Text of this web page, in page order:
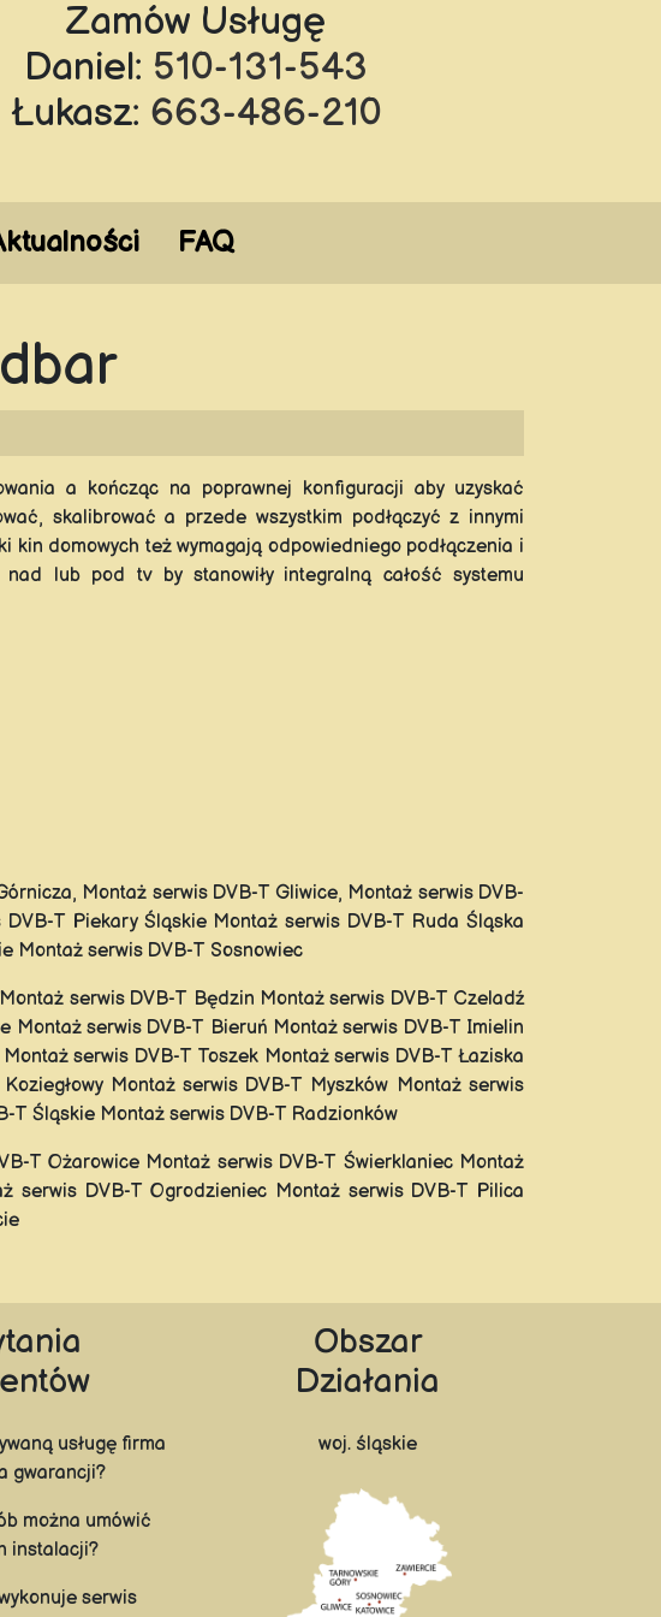
Zamów Usługę
Daniel: 510-131-543
Łukasz: 663-486-210
FAQ
a kończąc na poprawnej konfiguracji aby uzyskać
skalibrować a przede wszystkim podłączyć z innymi
domowych też wymagają odpowiedniego podłączenia i
nad lub pod tv by stanowiły integralną całość systemu
Montaż serwis DVB-T Gliwice, Montaż serwis DVB-
T Piekary Śląskie Montaż serwis DVB-T Ruda Śląska
Montaż serwis DVB-T Sosnowiec
serwis DVB-T Będzin Montaż serwis DVB-T Czeladź
Montaż serwis DVB-T Bieruń Montaż serwis DVB-T Imielin
serwis DVB-T Toszek Montaż serwis DVB-T Łaziska
Montaż serwis DVB-T Myszków Montaż serwis
T Śląskie Montaż serwis DVB-T Radzionków
T Ożarowice Montaż serwis DVB-T Świerklaniec Montaż
serwis DVB-T Ogrodzieniec Montaż serwis DVB-T Pilica
usługę firma
gwarancji?
można umówić
instalacji?
serwis
Obszar
Działania
woj. śląskie